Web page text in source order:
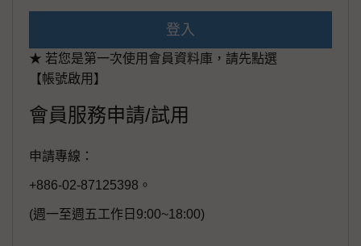
登入
★ 若您是第一次使用會員資料庫，請先點選
【帳號啟用】
會員服務申請/試用
申請專線：
+886-02-87125398。
(週一至週五工作日9:00~18:00)